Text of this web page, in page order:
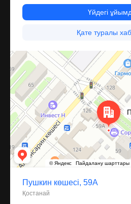
Костанай
Улица Пушкина, 59А — Яндекс Карты